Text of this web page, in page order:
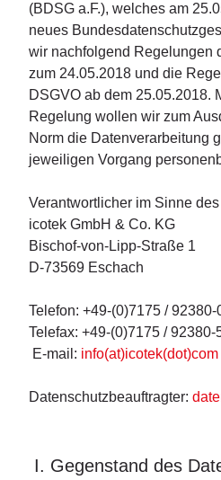
(BDSG a.F.), welches am
neues
wir nachfolgend Regelungen
zum 24.05.2018 und die
DSGVO ab dem 25.05.2018.
Regelung wollen wir zum
Norm die Datenverarbeitung
jeweiligen Vorgang
Verantwortlicher im Sinne
icotek GmbH & Co. KG
Bischof-von-Lipp-Straße 1
D-73569 Eschach
Telefon: +49-(0)7175 / 92380-
Telefax: +49-(0)7175 / 92380-
E-mail: info(at)icotek(dot)com
Datenschutzbeauftragter:
I. Gegenstand des